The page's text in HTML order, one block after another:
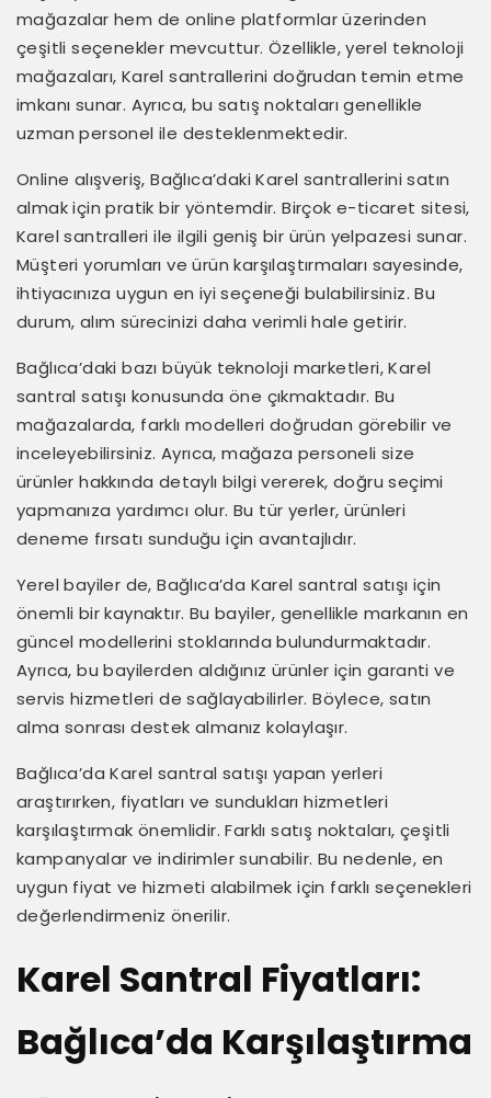
mağazalar hem de online platformlar üzerinden
çeşitli seçenekler mevcuttur. Özellikle, yerel teknoloji
mağazaları, Karel santrallerini doğrudan temin etme
imkanı sunar. Ayrıca, bu satış noktaları genellikle
uzman personel ile desteklenmektedir.
Online alışveriş, Bağlıca’daki Karel santrallerini satın
almak için pratik bir yöntemdir. Birçok e-ticaret sitesi,
Karel santralleri ile ilgili geniş bir ürün yelpazesi sunar.
Müşteri yorumları ve ürün karşılaştırmaları sayesinde,
ihtiyacınıza uygun en iyi seçeneği bulabilirsiniz. Bu
durum, alım sürecinizi daha verimli hale getirir.
Bağlıca’daki bazı büyük teknoloji marketleri, Karel
santral satışı konusunda öne çıkmaktadır. Bu
mağazalarda, farklı modelleri doğrudan görebilir ve
inceleyebilirsiniz. Ayrıca, mağaza personeli size
ürünler hakkında detaylı bilgi vererek, doğru seçimi
yapmanıza yardımcı olur. Bu tür yerler, ürünleri
deneme fırsatı sunduğu için avantajlıdır.
Yerel bayiler de, Bağlıca’da Karel santral satışı için
önemli bir kaynaktır. Bu bayiler, genellikle markanın en
güncel modellerini stoklarında bulundurmaktadır.
Ayrıca, bu bayilerden aldığınız ürünler için garanti ve
servis hizmetleri de sağlayabilirler. Böylece, satın
alma sonrası destek almanız kolaylaşır.
Bağlıca’da Karel santral satışı yapan yerleri
araştırırken, fiyatları ve sundukları hizmetleri
karşılaştırmak önemlidir. Farklı satış noktaları, çeşitli
kampanyalar ve indirimler sunabilir. Bu nedenle, en
uygun fiyat ve hizmeti alabilmek için farklı seçenekleri
değerlendirmeniz önerilir.
Karel Santral Fiyatları:
Bağlıca’da Karşılaştırma